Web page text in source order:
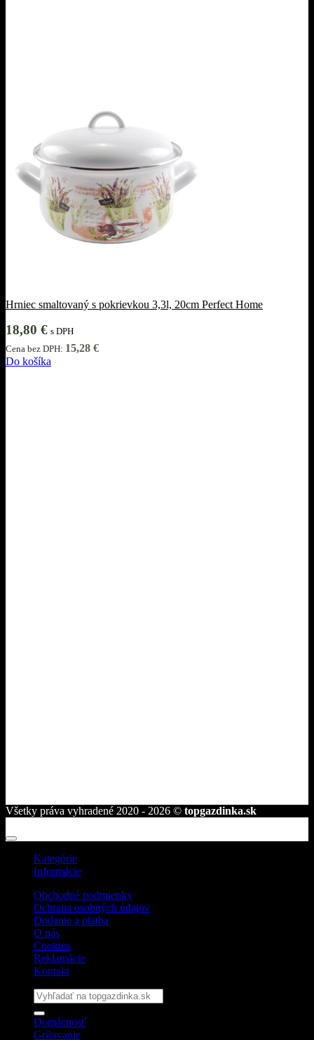
Hrniec smaltovaný s pokrievkou 3,3l, 20cm Perfect Home
18,80 € s DPH
Cena bez DPH: 15,28 €
Do košíka
Všetky práva vyhradené 2020 - 2026 © topgazdinka.sk
Kategórie
Informácie
Obchodné podmienky
Ochrana osobných údajov
Dodanie a platba
O nás
Cookies
Reklamácie
Kontakt
Hľadať:
Domácnosť
Grilovanie